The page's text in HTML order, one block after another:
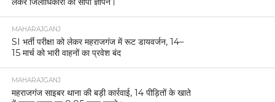
महराजगंज में समाजवादी पार्टी का प्रदर्शन, गैस संकट को
लेकर जिलाधिकारी को सौंपा ज्ञापन।
MAHARAJGANJ
SI भर्ती परीक्षा को लेकर महराजगंज में रूट डायवर्जन, 14–
15 मार्च को भारी वाहनों का प्रवेश बंद
MAHARAJGANJ